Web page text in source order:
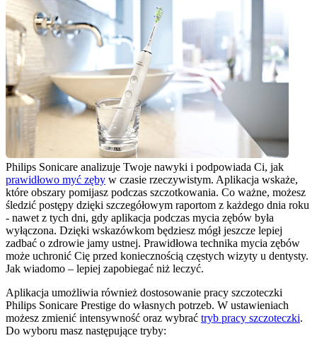
prawidłowo myć zęby w czasie rzeczywistym. Aplikacja wskaże,
które obszary pomijasz podczas szczotkowania. Co ważne, możesz
śledzić postępy dzięki szczegółowym raportom z każdego dnia roku
- nawet z tych dni, gdy aplikacja podczas mycia zębów była
wyłączona. Dzięki wskazówkom będziesz mógł jeszcze lepiej
zadbać o zdrowie jamy ustnej. Prawidłowa technika mycia zębów
może uchronić Cię przed koniecznością częstych wizyty u dentysty.
Jak wiadomo – lepiej zapobiegać niż leczyć.
Aplikacja umożliwia również dostosowanie pracy szczoteczki
Philips Sonicare Prestige do własnych potrzeb. W ustawieniach
możesz zmienić intensywność oraz wybrać tryb pracy szczoteczki.
Do wyboru masz następujące tryby: